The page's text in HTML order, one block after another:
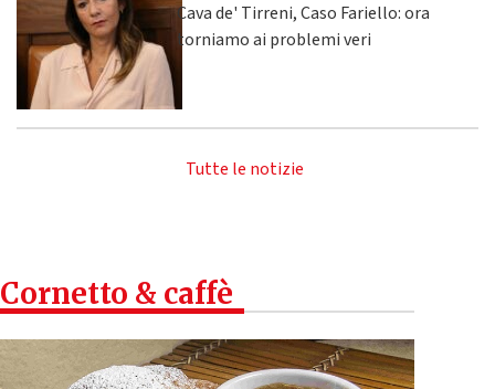
Cava de' Tirreni, Caso Fariello: ora
torniamo ai problemi veri
Tutte le notizie
Cornetto & caffè